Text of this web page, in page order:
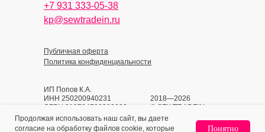
Продолжая использовать наш сайт, вы даете
согласие на обработку файлов cookie, которые
Понятно
+7 931 333-05-38
kp@sewtradein.ru
ИП Попов К.А.
ИНН 250200940231
ОГРН 318784700393933
Политика конфиденциальности
Публичная оферта
2018—2026
© SEWTRADEIN